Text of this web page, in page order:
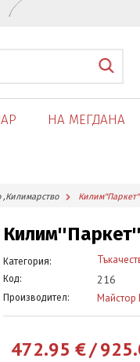
НА МЕГДАНА
,Килимарство Килим''Паркет''
Килим''Паркет''
Категория:
Код: 216
Производител: Майстор
472.95 €/